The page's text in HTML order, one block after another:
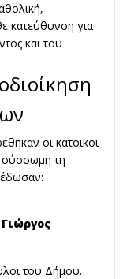
κατεύθυνση για
και του
οι κάτοικοι
σύσσωμη τη
έδωσαν:
Γιώργος
του Δήμου.